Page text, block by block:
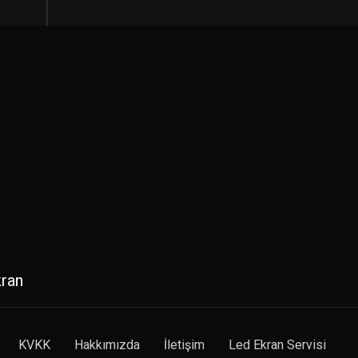
KVKK Hakkımızda İletişim Led Ekran Servisi